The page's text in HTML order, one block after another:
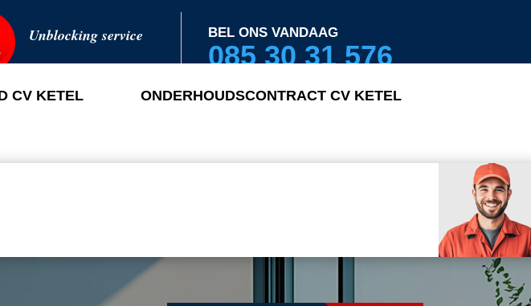
Unblocking service BEL ONS VANDAAG
085 30 31 576
CV KETEL ONDERHOUDSCONTRACT CV KETEL